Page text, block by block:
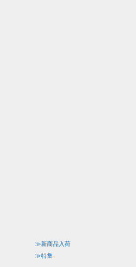
≫新商品入荷
≫特集